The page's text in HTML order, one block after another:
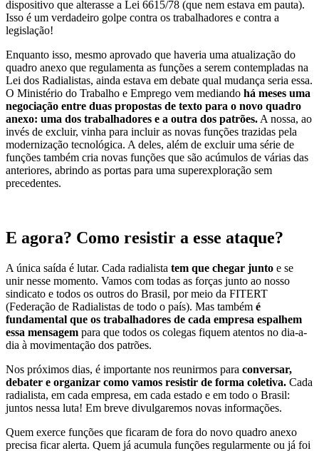
dispositivo que alterasse a Lei 6615/78 (que nem estava em pauta).
Isso é um verdadeiro golpe contra os trabalhadores e contra a
legislação!
Enquanto isso, mesmo aprovado que haveria uma atualização do
quadro anexo que regulamenta as funções a serem contempladas na
Lei dos Radialistas, ainda estava em debate qual mudança seria essa.
O Ministério do Trabalho e Emprego vem mediando há meses uma
negociação entre duas propostas de texto para o novo quadro
anexo: uma dos trabalhadores e a outra dos patrões. A nossa, ao
invés de excluir, vinha para incluir as novas funções trazidas pela
modernização tecnológica. A deles, além de excluir uma série de
funções também cria novas funções que são acúmulos de várias das
anteriores, abrindo as portas para uma superexploração sem
precedentes.
E agora? Como resistir a esse ataque?
A única saída é lutar. Cada radialista tem que chegar junto e se
unir nesse momento. Vamos com todas as forças junto ao nosso
sindicato e todos os outros do Brasil, por meio da FITERT
(Federação de Radialistas de todo o país). Mas também é
fundamental que os trabalhadores de cada empresa espalhem
essa mensagem para que todos os colegas fiquem atentos no dia-a-
dia à movimentação dos patrões.
Nos próximos dias, é importante nos reunirmos para conversar,
debater e organizar como vamos resistir de forma coletiva. Cada
radialista, em cada empresa, em cada estado e em todo o Brasil:
juntos nessa luta! Em breve divulgaremos novas informações.
Quem exerce funções que ficaram de fora do novo quadro anexo
precisa ficar alerta. Quem já acumula funções regularmente ou já foi